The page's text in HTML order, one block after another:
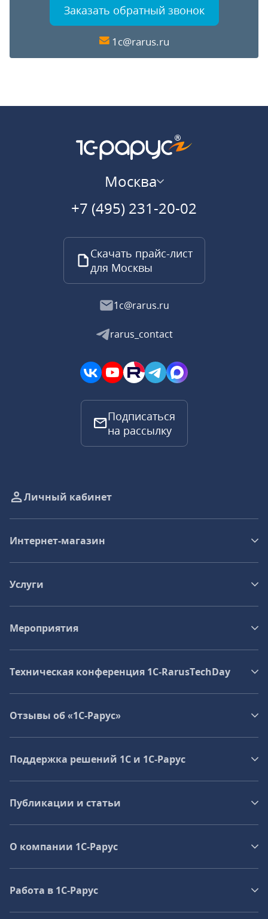
Заказать обратный звонок
1c@rarus.ru
Москва
+7 (495) 231-20-02
Скачать прайс-лист
для Москвы
1c@rarus.ru
rarus_contact
Подписаться
на рассылку
Личный кабинет
Интернет-магазин
Услуги
Мероприятия
Техническая конференция 1C‑RarusTechDay
Отзывы об «1С-Рарус»
Поддержка решений 1С и 1С‑Рарус
Публикации и статьи
О компании 1C-Рарус
Работа в 1С‑Рарус